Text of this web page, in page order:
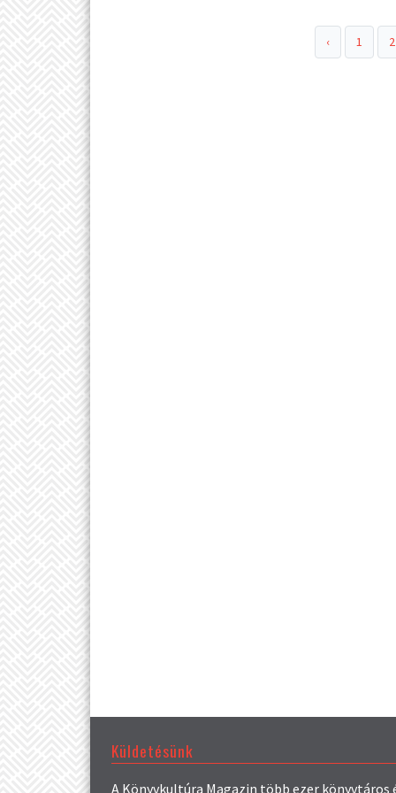
‹ 1 2
Küldetésünk
A Könyvkultúra Magazin több ezer könyvtáros